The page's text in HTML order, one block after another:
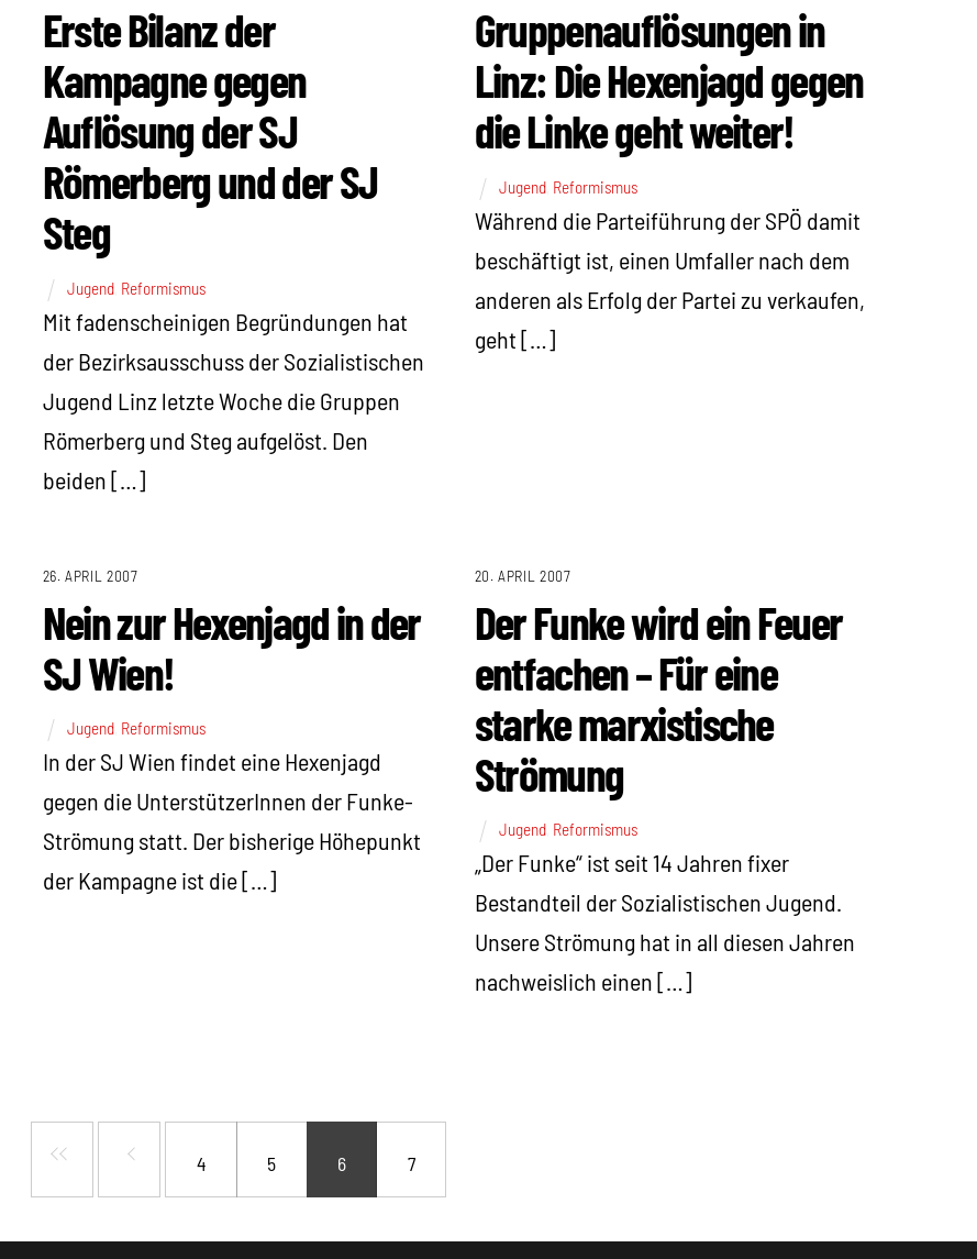
Erste Bilanz der
Kampagne gegen
Auflösung der SJ
Römerberg und der SJ
Steg
Jugend, Reformismus
Mit fadenscheinigen Begründungen hat
der Bezirksausschuss der Sozialistischen
Jugend Linz letzte Woche die Gruppen
Römerberg und Steg aufgelöst. Den
beiden […]
Gruppenauflösungen in
Linz: Die Hexenjagd gegen
die Linke geht weiter!
Jugend, Reformismus
Während die Parteiführung der SPÖ damit
beschäftigt ist, einen Umfaller nach dem
anderen als Erfolg der Partei zu verkaufen,
geht […]
26. APRIL 2007
Nein zur Hexenjagd in der
SJ Wien!
Jugend, Reformismus
In der SJ Wien findet eine Hexenjagd
gegen die UnterstützerInnen der Funke-
Strömung statt. Der bisherige Höhepunkt
der Kampagne ist die […]
20. APRIL 2007
Der Funke wird ein Feuer
entfachen – Für eine
starke marxistische
Strömung
Jugend, Reformismus
„Der Funke“ ist seit 14 Jahren fixer
Bestandteil der Sozialistischen Jugend.
Unsere Strömung hat in all diesen Jahren
nachweislich einen […]
4 5 6 7